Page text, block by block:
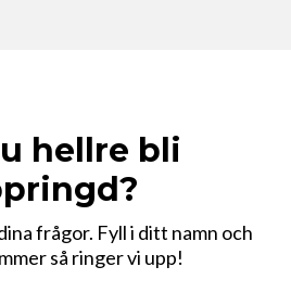
hellre bli
frågor. Fyll i ditt namn och
så ringer vi upp!